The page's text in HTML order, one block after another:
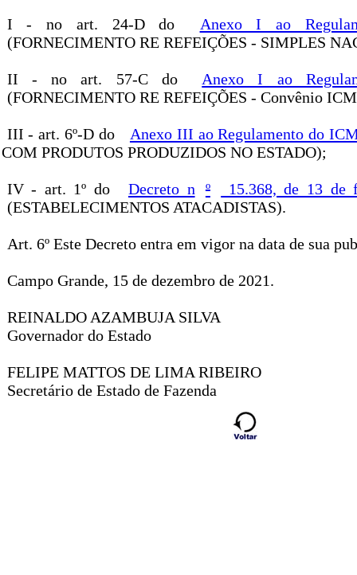
I - no art. 24-D do
Anexo I ao
(FORNECIMENTO RE REFEIÇÕES - SIMPLES
II - no art. 57-C do
Anexo I ao
(FORNECIMENTO RE REFEIÇÕES - Convênio
III - art. 6º-D do
Anexo III ao Regulamento do
COM PRODUTOS PRODUZIDOS NO ESTADO);
IV - art. 1º do Decreto n º
15.368, de 13 de
(ESTABELECIMENTOS ATACADISTAS).
Art. 6º Este Decreto entra em vigor na data de sua
Campo Grande, 15 de dezembro de 2021.
REINALDO AZAMBUJA SILVA
Governador do Estado
FELIPE MATTOS DE LIMA RIBEIRO
Secretário de Estado de Fazenda